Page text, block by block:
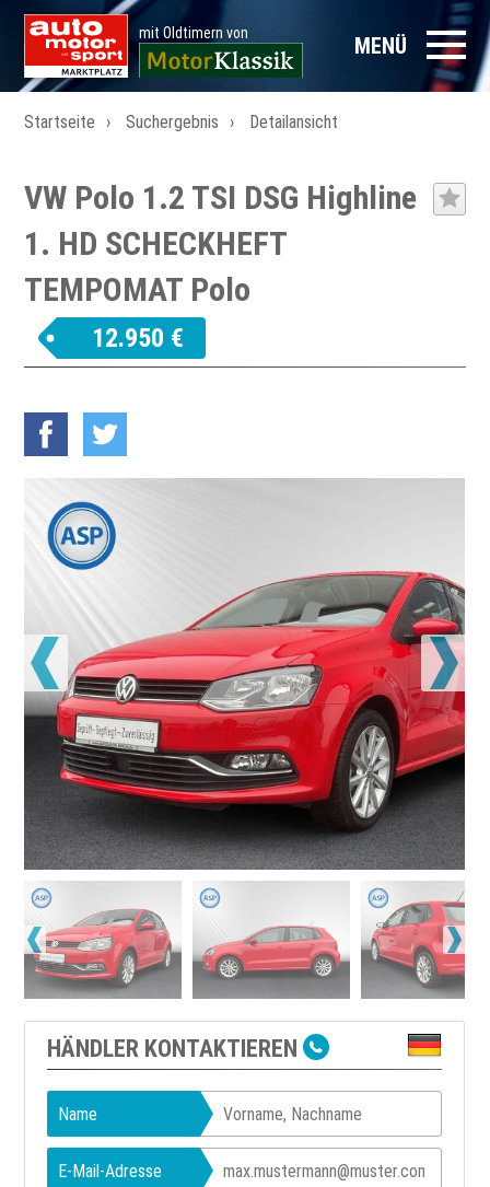
mit Oldtimern von MENÜ
Startseite Suchergebnis Detailansicht
VW Polo 1.2 TSI DSG Highline
1. HD SCHECKHEFT
TEMPOMAT Polo
12.950 €
HÄNDLER KONTAKTIEREN
Name
E-Mail-Adresse